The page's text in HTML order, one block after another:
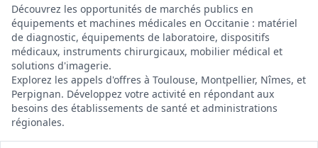
Découvrez les opportunités de marchés publics en
équipements et machines médicales en Occitanie : matériel
de diagnostic, équipements de laboratoire, dispositifs
médicaux, instruments chirurgicaux, mobilier médical et
solutions d'imagerie.
Explorez les appels d'offres à Toulouse, Montpellier, Nîmes, et
Perpignan. Développez votre activité en répondant aux
besoins des établissements de santé et administrations
régionales.